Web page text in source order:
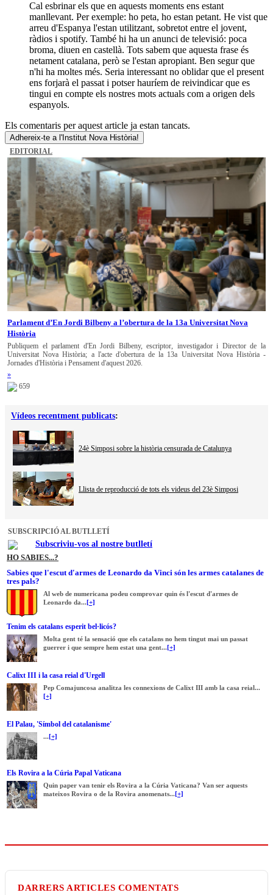
Cal esbrinar els que en aquests moments ens estant
manllevant. Per exemple: ho peta, ho estan petant. He vist que
arreu d'Espanya l'estan utilitzant, sobretot entre el jovent,
ràdios i spotify. També hi ha un anunci de televisió: poca
broma, diuen en castellà. Tots sabem que aquesta frase és
netament catalana, però se l'estan apropiant. Ben segur que
n'hi ha moltes més. Seria interessant no oblidar que el present
ens forjarà el passat i potser hauríem de reivindicar que es
tingui en compte els nostres mots actuals com a origen dels
espanyols.
Els comentaris per aquest article ja estan tancats.
Adhereix-te a l'Institut Nova Història!
EDITORIAL
Parlament d’En Jordi Bilbeny a l’obertura de la 13a Universitat Nova
Història
Publiquem el parlament d'En Jordi Bilbeny, escriptor, investigador i Director de la
Universitat Nova Història; a l'acte d'obertura de la 13a Universitat Nova Història -
Jornades d'Història i Pensament d'aquest 2026.
»
659
Vídeos recentment publicats:
24è Simposi sobre la història censurada de Catalunya
Llista de reproducció de tots els videus del 23è Simposi
SUBSCRIPCIÓ AL BUTLLETÍ
Subscriviu-vos al nostre butlletí
HO SABIES...?
Sabies que l'escut d'armes de Leonardo da Vinci són les armes catalanes de
tres pals?
Al web de numericana podeu comprovar quin és l'escut d'armes de
Leonardo da... [+]
Tenim els catalans esperit bel·licós?
Molta gent té la sensació que els catalans no hem tingut mai un passat
guerrer i que sempre hem estat una gent... [+]
Calixt III i la casa reial d'Urgell
Pep Comajuncosa analitza les connexions de Calixt III amb la casa reial...
[+]
El Palau, 'Símbol del catalanisme'
... [+]
Els Rovira a la Cúria Papal Vaticana
Quin paper van tenir els Rovira a la Cúria Vaticana? Van ser aquests
mateixos Rovira o de la Rovira anomenats... [+]
DARRERS ARTICLES COMENTATS